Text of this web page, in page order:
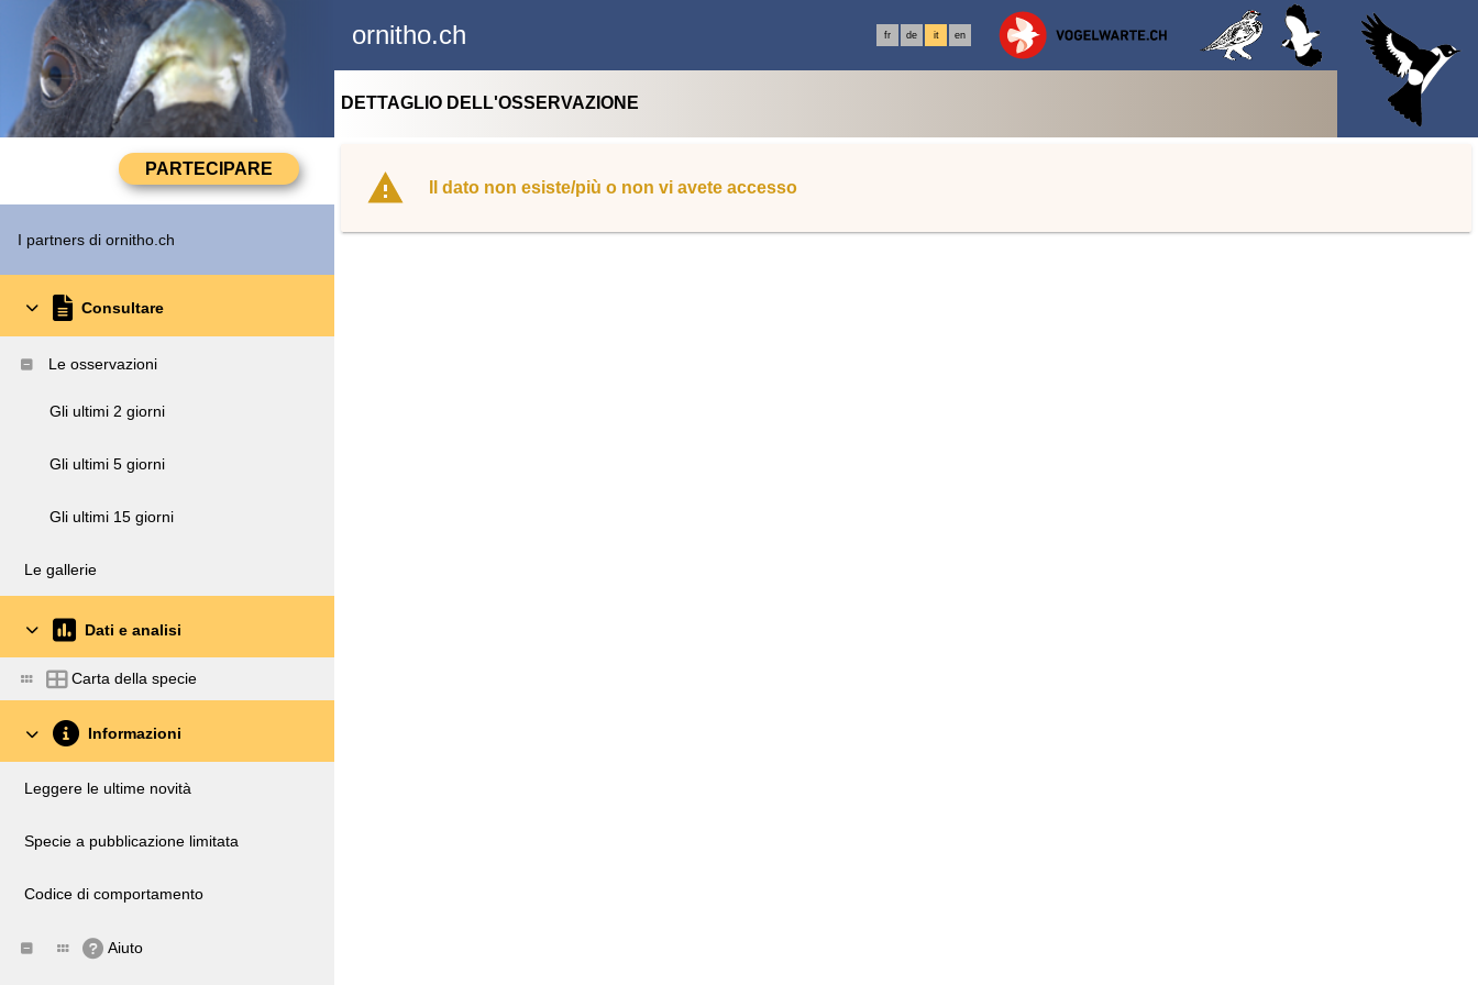
ornitho.ch fr de it en
I partners di ornitho.ch
Consultare
Le osservazioni
Gli ultimi 2 giorni
Gli ultimi 5 giorni
Gli ultimi 15 giorni
Le gallerie
Dati e analisi
Carta della specie
Informazioni
Leggere le ultime novità
Specie a pubblicazione limitata
Codice di comportamento
Aiuto
DETTAGLIO DELL'OSSERVAZIONE
Il dato non esiste/più o non vi avete accesso